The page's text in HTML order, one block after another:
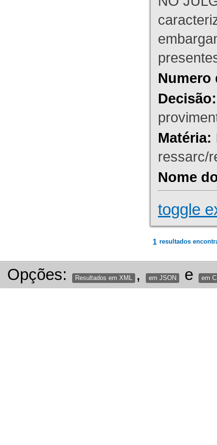
Numero
Decisão:
Matéria:
ressarc/
Nome
toggle
1 resultados
Opções: Resultados em XML , em JSON e em